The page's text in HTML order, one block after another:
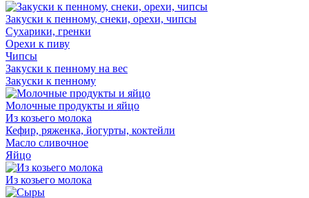
Закуски к пенному, снеки, орехи, чипсы
Сухарики, гренки
Орехи к пиву
Чипсы
Закуски к пенному на вес
Закуски к пенному
Молочные продукты и яйцо
Из козьего молока
Кефир, ряженка, йогурты, коктейли
Масло сливочное
Яйцо
Из козьего молока